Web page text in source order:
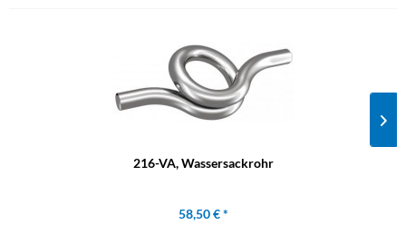
216-VA, Wassersackrohr
58,50 € *